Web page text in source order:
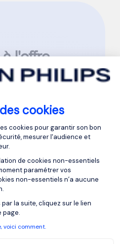
cookies
du
cookies pour garantir son bon
mesurer l'audience et
de cookies non-essentiels
paramétrer vos
non-essentiels n’a aucune
la suite, cliquez sur le lien
page.
voici comment.
l'offre
H
tous les champs